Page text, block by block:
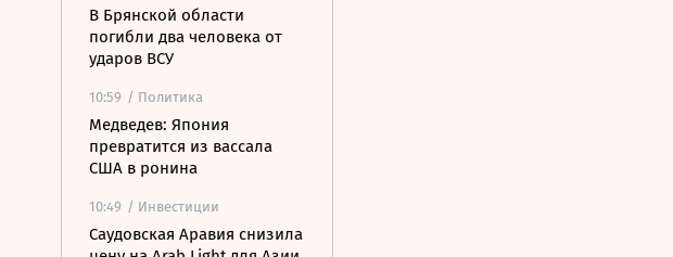
В Брянской области
погибли два человека от
ударов ВСУ
10:59 / Политика
Медведев: Япония
превратится из вассала
США в ронина
10:49 / Инвестиции
Саудовская Аравия снизила